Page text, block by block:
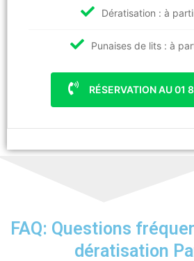
Dératisation : à
Punaises de lits : à
RÉSERVATION AU 01
FAQ: Questions
dératisation